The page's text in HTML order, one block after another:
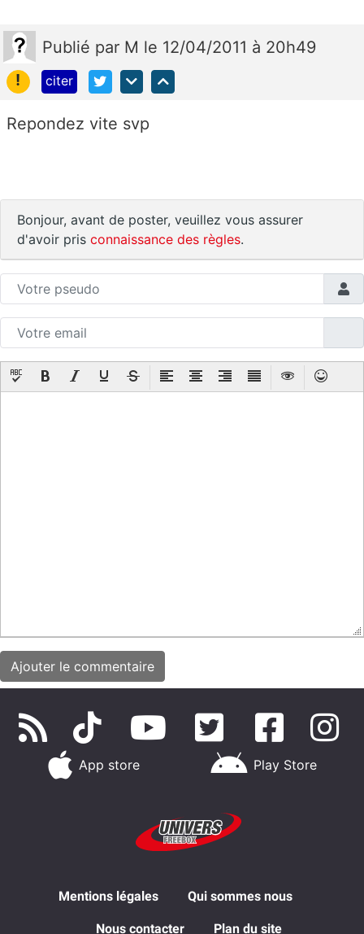
Publié par M le 12/04/2011 à 20h49
!
citer
Repondez vite svp
Bonjour, avant de poster, veuillez vous assurer
d'avoir pris connaissance des règles.
App store Play Store
Mentions légales Qui sommes nous
Nous contacter Plan du site